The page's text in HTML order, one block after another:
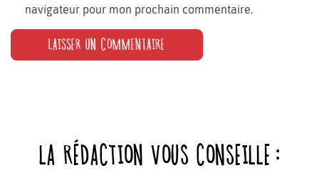
navigateur pour mon prochain commentaire.
LA RÉDACTION VOUS CONSEILLE :